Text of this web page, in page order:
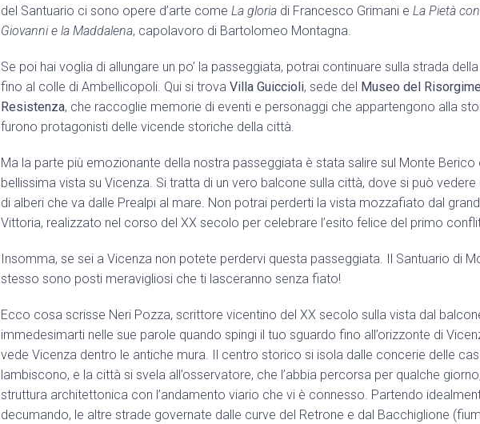
del Santuario ci sono opere d’arte come La gloria di Francesco Grimani e La Pietà
Giovanni e la Maddalena, capolavoro di Bartolomeo Montagna.
Se poi hai voglia di allungare un po’ la passeggiata, potrai continuare sulla strada
fino al colle di Ambellicopoli. Qui si trova Villa Guiccioli, sede del Museo del
Resistenza, che raccoglie memorie di eventi e personaggi che appartengono alla
furono protagonisti delle vicende storiche della città.
Ma la parte più emozionante della nostra passeggiata è stata salire sul Monte Berico
bellissima vista su Vicenza. Si tratta di un vero balcone sulla città, dove si può
di alberi che va dalle Prealpi al mare. Non potrai perderti la vista mozzafiato dal
Vittoria, realizzato nel corso del XX secolo per celebrare l’esito felice del primo
Insomma, se sei a Vicenza non potete perdervi questa passeggiata. Il Santuario di
stesso sono posti meravigliosi che ti lasceranno senza fiato!
Ecco cosa scrisse Neri Pozza, scrittore vicentino del XX secolo sulla vista dal
immedesimarti nelle sue parole quando spingi il tuo sguardo fino all’orizzonte di
vede Vicenza dentro le antiche mura. Il centro storico si isola dalle concerie delle
lambiscono, e la città si svela all’osservatore, che l’abbia percorsa per qualche
struttura architettonica con l’andamento viario che vi è connesso. Partendo
decumando, le altre strade governate dalle curve del Retrone e dal Bacchiglione